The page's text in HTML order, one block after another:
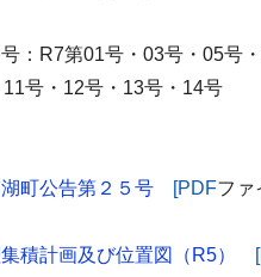
：R7第01号・03号・05号
号・12号・13号・14号
町公告第２５号 [PDFファ
積計画及び位置図（R5）